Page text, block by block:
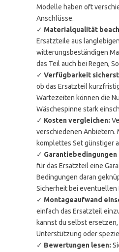
Modelle haben oft
Anschlüsse.
✓ Materialqualität
Ersatzteile aus
witterungsbeständigen
das Teil auch bei Regen,
✓ Verfügbarkeit
ob das Ersatzteil
Wartezeiten können die
Wäschespinne stark
✓ Kosten vergleichen:
verschiedenen Anbietern.
komplettes Set günstiger
✓ Garantiebedingungen
für das Ersatzteil eine
Bedingungen daran
Sicherheit bei eventuellen
✓ Montageaufwand
einfach das Ersatzteil
kannst du selbst
Unterstützung oder
✓ Bewertungen lesen: